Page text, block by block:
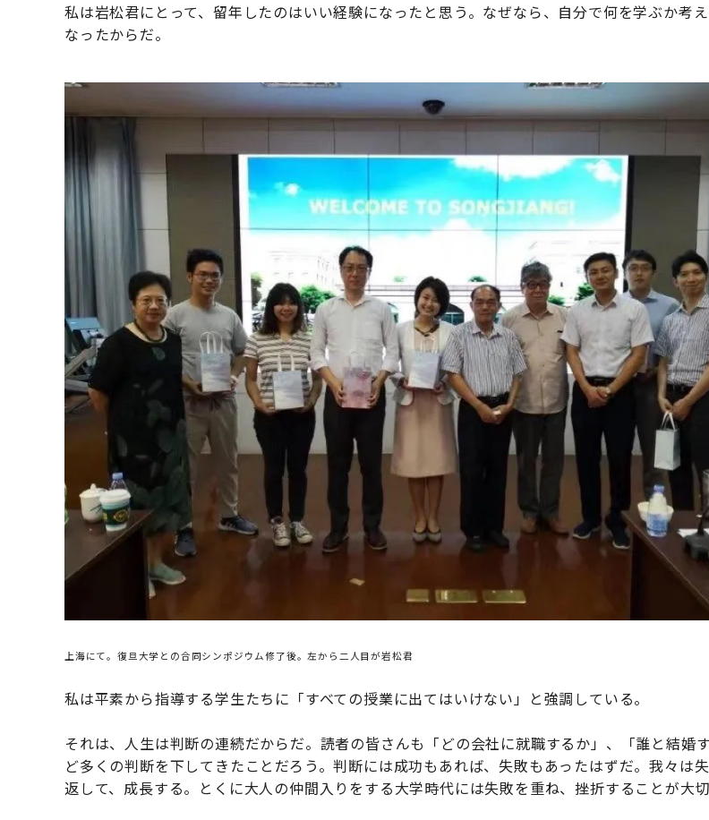
私は岩松君にとって、留年したのはいい経験になったと思う。なぜなら、自分で何を学ぶか考
なったからだ。
上海にて。復旦大学との合同シンポジウム修了後。左から二人目が岩松君
私は平素から指導する学生たちに「すべての授業に出てはいけない」と強調している。
それは、人生は判断の連続だからだ。読者の皆さんも「どの会社に就職するか」、「誰と結婚
ど多くの判断を下してきたことだろう。判断には成功もあれば、失敗もあったはずだ。我々は
返して、成長する。とくに大人の仲間入りをする大学時代には失敗を重ね、挫折することが大切